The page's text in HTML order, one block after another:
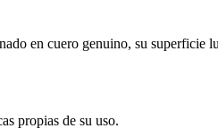
en cuero genuino, su
propias de su uso.